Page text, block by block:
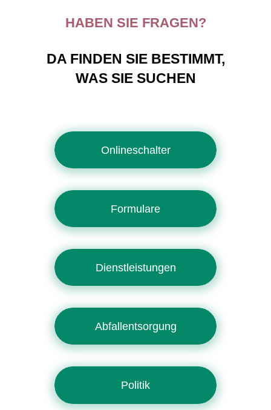
HABEN SIE FRAGEN?
DA FINDEN SIE BESTIMMT,
WAS SIE SUCHEN
Onlineschalter
Formulare
Dienstleistungen
Abfallentsorgung
Politik